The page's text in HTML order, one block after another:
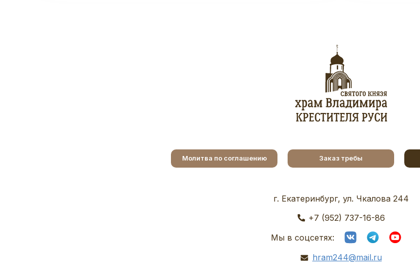
Молитва по соглашению Заказ требы
г. Екатеринбург, ул. Чкалова 244
+7 (952) 737-16-86
Мы в соцсетях:
hram244@mail.ru